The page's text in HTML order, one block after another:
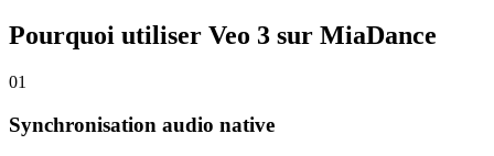
Pourquoi utiliser Veo 3 sur MiaDance
01
Synchronisation audio native